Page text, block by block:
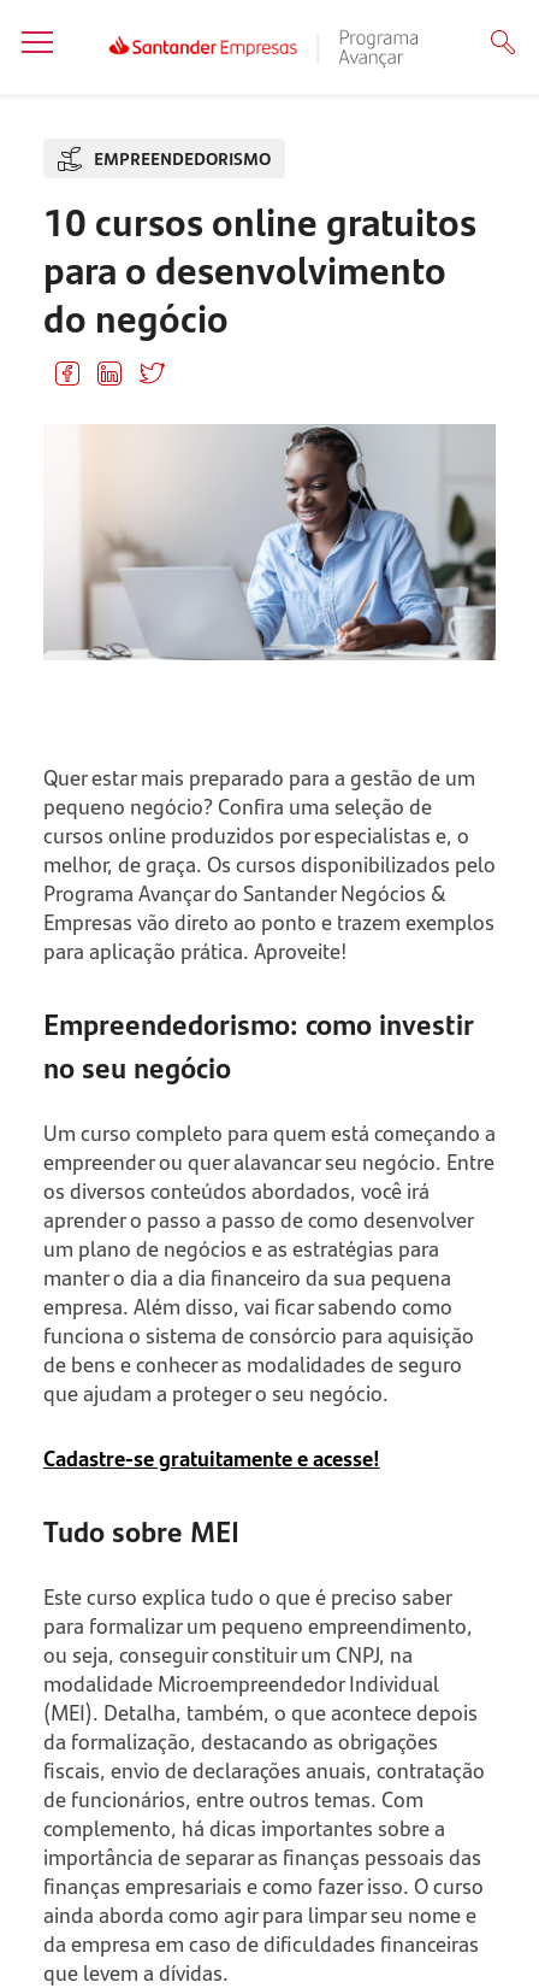
EMPREENDEDORISMO
10 cursos online gratuitos
para o desenvolvimento
do negócio
Quer estar mais preparado para a gestão de um
pequeno negócio? Confira uma seleção de
cursos online produzidos por especialistas e, o
melhor, de graça. Os cursos disponibilizados pelo
Programa Avançar do Santander Negócios &
Empresas vão direto ao ponto e trazem exemplos
para aplicação prática. Aproveite!
Empreendedorismo: como investir
no seu negócio
Um curso completo para quem está começando a
empreender ou quer alavancar seu negócio. Entre
os diversos conteúdos abordados, você irá
aprender o passo a passo de como desenvolver
um plano de negócios e as estratégias para
manter o dia a dia financeiro da sua pequena
empresa. Além disso, vai ficar sabendo como
funciona o sistema de consórcio para aquisição
de bens e conhecer as modalidades de seguro
que ajudam a proteger o seu negócio.
Cadastre-se gratuitamente e acesse!
Tudo sobre MEI
Este curso explica tudo o que é preciso saber
para formalizar um pequeno empreendimento,
ou seja, conseguir constituir um CNPJ, na
modalidade Microempreendedor Individual
(MEI). Detalha, também, o que acontece depois
da formalização, destacando as obrigações
fiscais, envio de declarações anuais, contratação
de funcionários, entre outros temas. Com
complemento, há dicas importantes sobre a
importância de separar as finanças pessoais das
finanças empresariais e como fazer isso. O curso
ainda aborda como agir para limpar seu nome e
da empresa em caso de dificuldades financeiras
que levem a dívidas.